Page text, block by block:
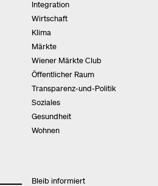
Integration
Wirtschaft
Klima
Märkte
Wiener Märkte Club
Öffentlicher Raum
Transparenz-und-Politik
Soziales
Gesundheit
Wohnen
Bleib informiert